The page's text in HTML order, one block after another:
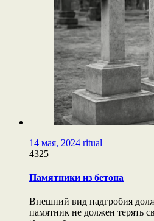
14 мая, 2024 ritual
4325
Памятники из бетона
Внешний вид надгробия
памятник не должен терять